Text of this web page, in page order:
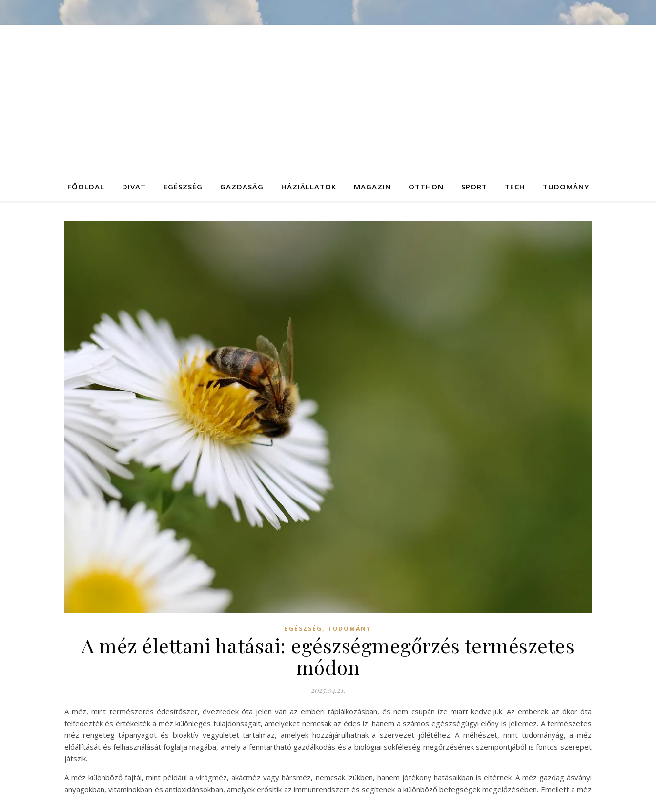
FŐOLDAL DIVAT EGÉSZSÉG GAZDASÁG HÁZIÁLLATOK MAGAZIN OTTHON SPORT TECH TUDOMÁNY
EGÉSZSÉG , TUDOMÁNY
A méz élettani hatásai: egészségmegőrzés természetes
módon
2025.04.21.
A méz, mint természetes édesítőszer, évezredek óta jelen van az emberi táplálkozásban, és nem csupán íze miatt kedveljük. Az emberek az ókor óta
felfedezték és értékelték a méz különleges tulajdonságait, amelyeket nemcsak az édes íz, hanem a számos egészségügyi előny is jellemez. A természetes
méz rengeteg tápanyagot és bioaktív vegyületet tartalmaz, amelyek hozzájárulhatnak a szervezet jólétéhez. A méhészet, mint tudományág, a méz
előállítását és felhasználását foglalja magába, amely a fenntartható gazdálkodás és a biológiai sokféleség megőrzésének szempontjából is fontos szerepet
játszik.
A méz különböző fajtái, mint például a virágméz, akácméz vagy hársméz, nemcsak ízükben, hanem jótékony hatásaikban is eltérnek. A méz gazdag ásványi
anyagokban, vitaminokban és antioxidánsokban, amelyek erősítik az immunrendszert és segítenek a különböző betegségek megelőzésében. Emellett a méz